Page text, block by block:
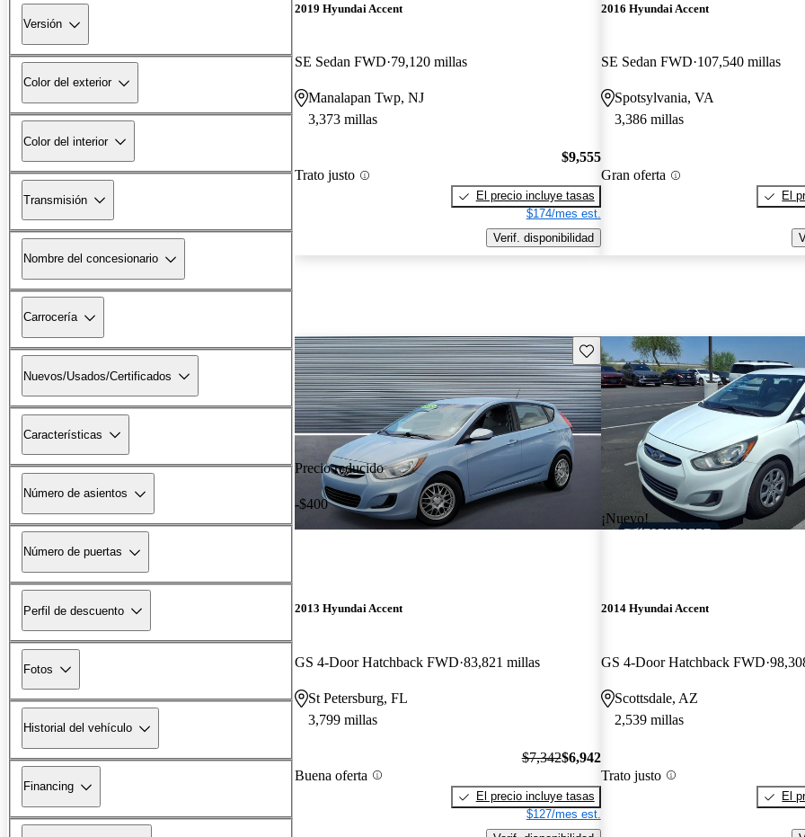
Versión
Color del exterior
Color del interior
Transmisión
Nombre del concesionario
Carrocería
Nuevos/Usados/Certificados
Características
Número de asientos
Número de puertas
Perfil de descuento
Fotos
Historial del vehículo
Financing
2019 Hyundai Accent
SE Sedan FWD 79,120 millas
Manalapan Twp, NJ
3,373 millas
Trato justo
$9,555
El precio incluye tasas
$174/mes est.
Verif. disponibilidad
2016 Hyundai Accent
SE Sedan FWD 107,540 millas
Spotsylvania, VA
3,386 millas
Gran oferta
El
Precio reducido
-$400
Guarda este Aviso
2013 Hyundai Accent
GS 4-Door Hatchback FWD 83,821 millas
St Petersburg, FL
3,799 millas
Buena oferta
$7,342$6,942
El precio incluye tasas
$127/mes est.
¡Nuevo!
2014 Hyundai Accent
GS 4-Door Hatchback FWD
Scottsdale, AZ
2,539 millas
Trato justo
El